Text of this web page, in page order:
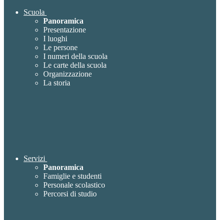
Scuola
Panoramica
Presentazione
I luoghi
Le persone
I numeri della scuola
Le carte della scuola
Organizzazione
La storia
Servizi
Panoramica
Famiglie e studenti
Personale scolastico
Percorsi di studio